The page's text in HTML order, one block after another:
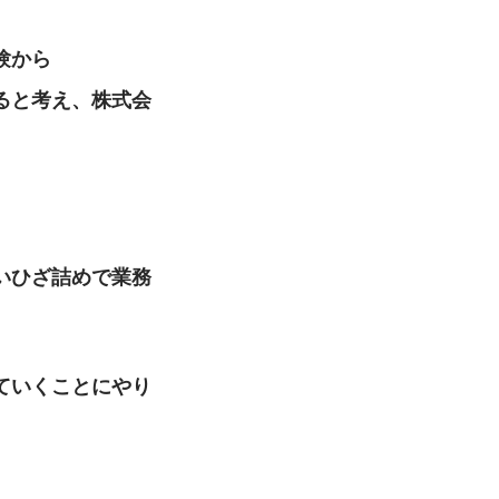
から
と考え、株式会
ひざ詰めで業務
いくことにやり